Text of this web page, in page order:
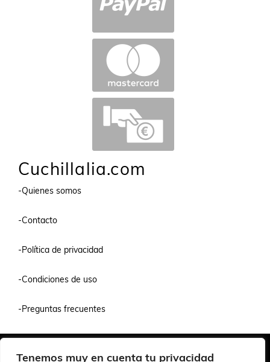
Tenemos muy en cuenta tu privacidad
Cuchillalia.com
-Quienes somos
-Contacto
-Política de privacidad
-Condiciones de uso
-Preguntas frecuentes